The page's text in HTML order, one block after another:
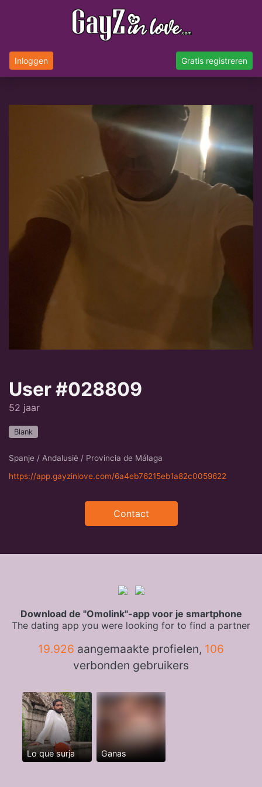
Inloggen Gratis registreren
User #028809
52 jaar
Blank
Spanje / Andalusië / Provincia de Málaga
https://app.gayzinlove.com/6a4eb76215eb1a82c0059622
Contact
Download de "Omolink"-app voor je smartphone
The dating app you were looking for to find a partner
19.926 aangemaakte profielen, 106
verbonden gebruikers
Lo que surja Ganas